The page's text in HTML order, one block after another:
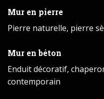
Mur en pierre
Pierre naturelle, pierre
Mur en béton
Enduit décoratif,
contemporain